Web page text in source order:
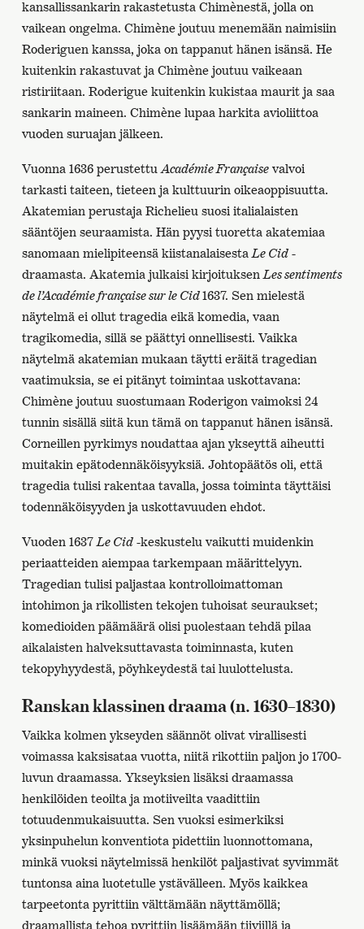
kansallissankarin rakastetusta Chimènestä, jolla on
vaikean ongelma. Chimène joutuu menemään naimisiin
Roderiguen kanssa, joka on tappanut hänen isänsä. He
kuitenkin rakastuvat ja Chimène joutuu vaikeaan
ristiriitaan. Roderigue kuitenkin kukistaa maurit ja saa
sankarin maineen. Chimène lupaa harkita avioliittoa
vuoden suruajan jälkeen.
Vuonna 1636 perustettu Académie Françaisevalvoi
tarkasti taiteen, tieteen ja kulttuurin oikeaoppisuutta.
Akatemian perustaja Richelieu suosi italialaisten
sääntöjen seuraamista. Hän pyysi tuoretta akatemiaa
sanomaan mielipiteensä kiistanalaisesta Le Cid-
draamasta. Akatemia julkaisi kirjoituksen Les sentiments
de l’Académie française sur le Cid1637. Sen mielestä
näytelmä ei ollut tragedia eikä komedia, vaan
tragikomedia, sillä se päättyi onnellisesti. Vaikka
näytelmä akatemian mukaan täytti eräitä tragedian
vaatimuksia, se ei pitänyt toimintaa uskottavana:
Chimène joutuu suostumaan Roderigon vaimoksi 24
tunnin sisällä siitä kun tämä on tappanut hänen isänsä.
Corneillen pyrkimys noudattaa ajan ykseyttä aiheutti
muitakin epätodennäköisyyksiä. Johtopäätös oli, että
tragedia tulisi rakentaa tavalla, jossa toiminta täyttäisi
todennäköisyyden ja uskottavuuden ehdot.
Vuoden 1637 Le Cid-keskustelu vaikutti muidenkin
periaatteiden aiempaa tarkempaan määrittelyyn.
Tragedian tulisi paljastaa kontrolloimattoman
intohimon ja rikollisten tekojen tuhoisat seuraukset;
komedioiden päämäärä olisi puolestaan tehdä pilaa
aikalaisten halveksuttavasta toiminnasta, kuten
tekopyhyydestä, pöyhkeydestä tai luulottelusta.
Ranskan klassinen draama (n. 1630–1830)
Vaikka kolmen ykseyden säännöt olivat virallisesti
voimassa kaksisataa vuotta, niitä rikottiin paljon jo 1700-
luvun draamassa. Ykseyksien lisäksi draamassa
henkilöiden teoilta ja motiiveilta vaadittiin
totuudenmukaisuutta. Sen vuoksi esimerkiksi
yksinpuhelun konventiota pidettiin luonnottomana,
minkä vuoksi näytelmissä henkilöt paljastivat syvimmät
tuntonsa aina luotetulle ystävälleen. Myös kaikkea
tarpeetonta pyrittiin välttämään näyttämöllä;
draamallista tehoa pyrittiin lisäämään tiiviillä ja